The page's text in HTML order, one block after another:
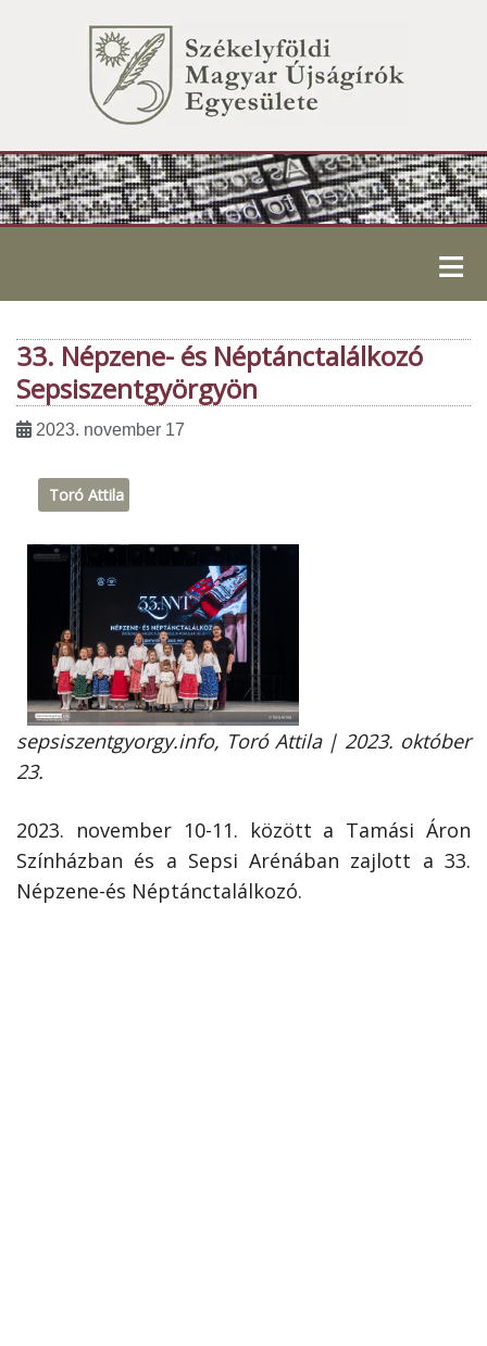
≡
33. Népzene- és Néptánctalálkozó
Sepsiszentgyörgyön
2023. november 17
Toró Attila
sepsiszentgyorgy.info, Toró Attila | 2023. október
23.
2023. november 10-11. között a Tamási Áron
Színházban és a Sepsi Arénában zajlott a 33.
Népzene-és Néptánctalálkozó.